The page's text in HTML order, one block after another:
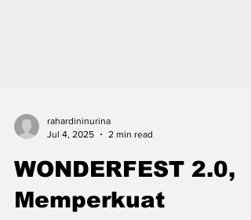
Jul 4, 2025
2 min read